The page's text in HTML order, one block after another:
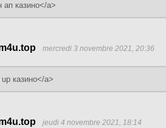
ап казино</a>
mercredi 3 novembre 2021, 20:36
казино</a>
jeudi 4 novembre 2021, 18:14